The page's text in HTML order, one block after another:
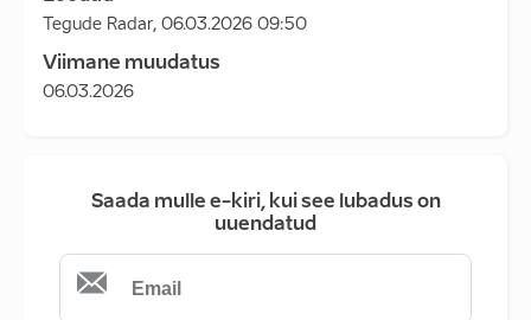
Tegude Radar, 06.03.2026 09:50
Viimane muudatus
06.03.2026
Saada mulle e-kiri, kui see lubadus on
uuendatud